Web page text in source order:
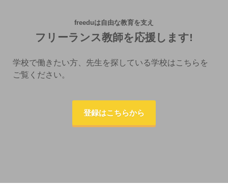
freeduは自由な教育を支え
フリーランス教師を応援します!
学校で働きたい方、先生を探している学校はこちらを
ご覧ください。
登録はこちらから